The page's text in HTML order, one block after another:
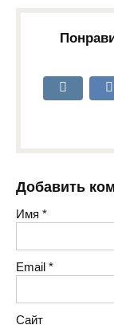
Добавить
Имя *
Email *
Сайт